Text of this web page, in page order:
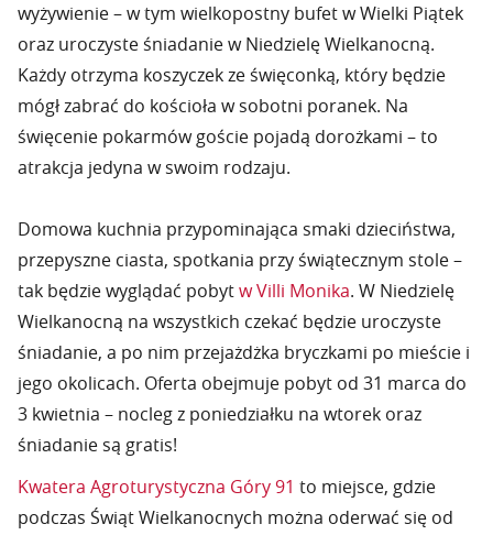
wyżywienie – w tym wielkopostny bufet w Wielki Piątek
oraz uroczyste śniadanie w Niedzielę Wielkanocną.
Każdy otrzyma koszyczek ze święconką, który będzie
mógł zabrać do kościoła w sobotni poranek. Na
święcenie pokarmów goście pojadą dorożkami – to
atrakcja jedyna w swoim rodzaju.
Domowa kuchnia przypominająca smaki dzieciństwa,
przepyszne ciasta, spotkania przy świątecznym stole –
tak będzie wyglądać pobytw Villi Monika. W Niedzielę
Wielkanocną na wszystkich czekać będzie uroczyste
śniadanie, a po nim przejażdżka bryczkami po mieście i
jego okolicach. Oferta obejmuje pobyt od 31 marca do
3 kwietnia – nocleg z poniedziałku na wtorek oraz
śniadanie są gratis!
Kwatera Agroturystyczna Góry 91 to miejsce, gdzie
podczas Świąt Wielkanocnych można oderwać się od